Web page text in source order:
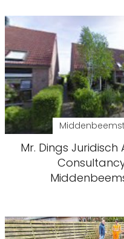
Mr. Dings Juridisch